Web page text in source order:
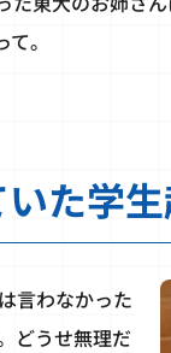
。
た学
言わなかった
どうせ無理だ